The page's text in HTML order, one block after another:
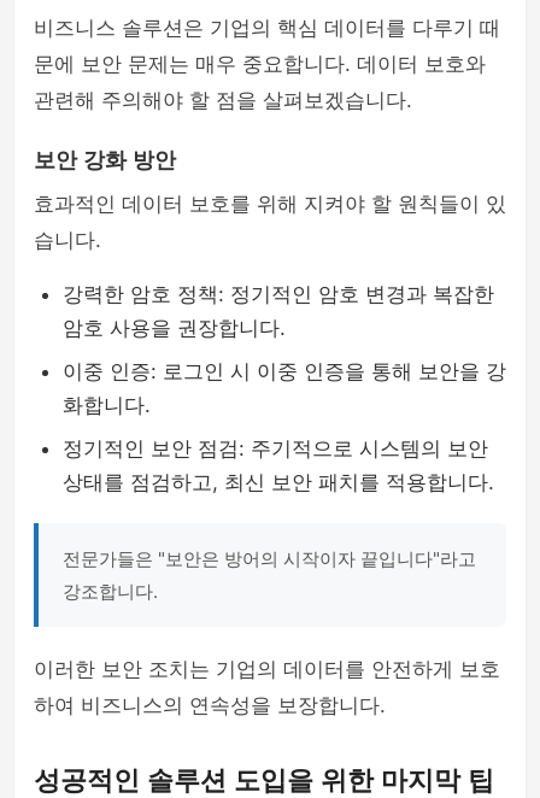
비즈니스 솔루션은 기업의 핵심 데이터를 다루기 때
문에 보안 문제는 매우 중요합니다. 데이터 보호와
관련해 주의해야 할 점을 살펴보겠습니다.
보안 강화 방안
효과적인 데이터 보호를 위해 지켜야 할 원칙들이 있
습니다.
강력한 암호 정책: 정기적인 암호 변경과 복잡한
암호 사용을 권장합니다.
이중 인증: 로그인 시 이중 인증을 통해 보안을 강
화합니다.
정기적인 보안 점검: 주기적으로 시스템의 보안
상태를 점검하고, 최신 보안 패치를 적용합니다.
전문가들은 "보안은 방어의 시작이자 끝입니다"라고
강조합니다.
이러한 보안 조치는 기업의 데이터를 안전하게 보호
하여 비즈니스의 연속성을 보장합니다.
성공적인 솔루션 도입을 위한 마지막 팁